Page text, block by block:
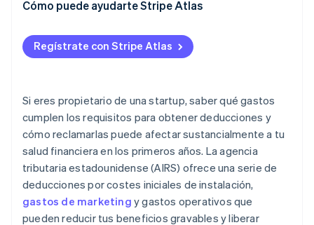
Elige tu método de deducción
Calcula tu deducción
Informa de tu deducción en tu declaración de
Mantén registros minuciosos
Cómo puede ayudarte Stripe Atlas
Registro con Atlas
Aceptar pagos y operaciones bancarias antes de
Compra de acciones iniciales sin efectivo
Presentación automática de la elección fiscal 83(b)
Documentación legal para empresas de primer nivel
Un año gratis de Stripe Payments, más 50 000 $ en
créditos y descuentos para socios
Regístrate con Stripe Atlas
Si eres propietario de una startup, saber qué gastos
cumplen los requisitos para obtener deducciones y
cómo reclamarlas puede afectar sustancialmente a tu
salud financiera en los primeros años. La agencia
tributaria estadounidense (AIRS) ofrece una serie de
deducciones por costes iniciales de instalación,
gastos de marketing y gastos operativos que
pueden reducir tus beneficios gravables y liberar